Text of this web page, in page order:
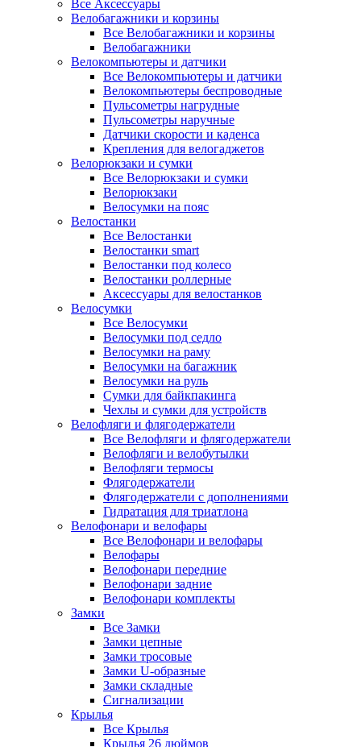
Все Аксессуары
Велобагажники и корзины
Все Велобагажники и корзины
Велобагажники
Велокомпьютеры и датчики
Все Велокомпьютеры и датчики
Велокомпьютеры беспроводные
Пульсометры нагрудные
Пульсометры наручные
Датчики скорости и каденса
Крепления для велогаджетов
Велорюкзаки и сумки
Все Велорюкзаки и сумки
Велорюкзаки
Велосумки на пояс
Велостанки
Все Велостанки
Велостанки smart
Велостанки под колесо
Велостанки роллерные
Аксессуары для велостанков
Велосумки
Все Велосумки
Велосумки под седло
Велосумки на раму
Велосумки на багажник
Велосумки на руль
Сумки для байкпакинга
Чехлы и сумки для устройств
Велофляги и флягодержатели
Все Велофляги и флягодержатели
Велофляги и велобутылки
Велофляги термосы
Флягодержатели
Флягодержатели с дополнениями
Гидратация для триатлона
Велофонари и велофары
Все Велофонари и велофары
Велофары
Велофонари передние
Велофонари задние
Велофонари комплекты
Замки
Все Замки
Замки цепные
Замки тросовые
Замки U-образные
Замки складные
Сигнализации
Крылья
Все Крылья
Крылья 26 дюймов